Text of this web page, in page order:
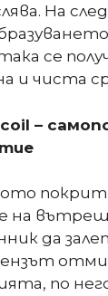
На
се
и чиста
–
на
да
по